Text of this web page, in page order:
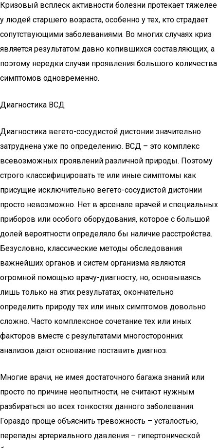
Кризовый всплеск активности болезни протекает тяжелее
у людей старшего возраста, особенно у тех, кто страдает
сопутствующими заболеваниями. Во многих случаях криз
является результатом давно копившихся составляющих, а
поэтому нередки случаи проявления большого количества
симптомов одновременно.
Диагностика ВСД
Диагностика вегето-сосудистой дистонии значительно
затруднена уже по определению. ВСД – это комплекс
всевозможных проявлений различной природы. Поэтому
строго классифицировать те или иные симптомы как
присущие исключительно вегето-сосудистой дистонии
просто невозможно. Нет в арсенале врачей и специальных
приборов или особого оборудования, которое с большой
долей вероятности определяло бы наличие расстройства.
Безусловно, классические методы обследования
важнейших органов и систем организма являются
огромной помощью врачу-диагносту, но, основываясь
лишь только на этих результатах, окончательно
определить природу тех или иных симптомов довольно
сложно. Часто комплексное сочетание тех или иных
факторов вместе с результатами многосторонних
анализов дают основание поставить диагноз.
Многие врачи, не имея достаточного багажа знаний или
просто по причине неопытности, не считают нужным
разбираться во всех тонкостях данного заболевания.
Гораздо проще объяснить тревожность – усталостью,
перепады артериального давления – гипертонической